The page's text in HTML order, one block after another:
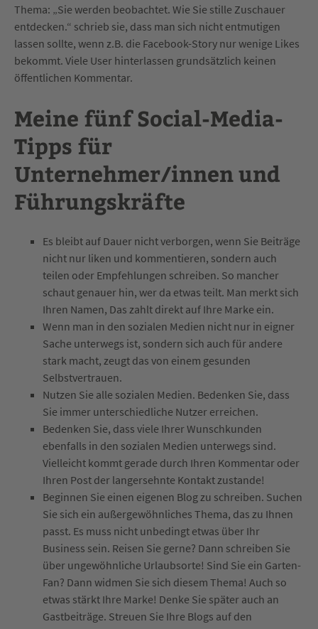
Thema: „Sie werden beobachtet. Wie Sie stille Zuschauer
entdecken.“ schrieb sie, dass man sich nicht entmutigen
lassen sollte, wenn z.B. die Facebook-Story nur wenige Likes
bekommt. Viele User hinterlassen grundsätzlich keinen
öffentlichen Kommentar.
Meine fünf Social-Media-
Tipps für
Unternehmer/innen und
Führungskräfte
Es bleibt auf Dauer nicht verborgen, wenn Sie Beiträge
nicht nur liken und kommentieren, sondern auch
teilen oder Empfehlungen schreiben. So mancher
schaut genauer hin, wer da etwas teilt. Man merkt sich
Ihren Namen, Das zahlt direkt auf Ihre Marke ein.
Wenn man in den sozialen Medien nicht nur in eigner
Sache unterwegs ist, sondern sich auch für andere
stark macht, zeugt das von einem gesunden
Selbstvertrauen.
Nutzen Sie alle sozialen Medien. Bedenken Sie, dass
Sie immer unterschiedliche Nutzer erreichen.
Bedenken Sie, dass viele Ihrer Wunschkunden
ebenfalls in den sozialen Medien unterwegs sind.
Vielleicht kommt gerade durch Ihren Kommentar oder
Ihren Post der langersehnte Kontakt zustande!
Beginnen Sie einen eigenen Blog zu schreiben. Suchen
Sie sich ein außergewöhnliches Thema, das zu Ihnen
passt. Es muss nicht unbedingt etwas über Ihr
Business sein. Reisen Sie gerne? Dann schreiben Sie
über ungewöhnliche Urlaubsorte! Sind Sie ein Garten-
Fan? Dann widmen Sie sich diesem Thema! Auch so
etwas stärkt Ihre Marke! Denke Sie später auch an
Gastbeiträge. Streuen Sie Ihre Blogs auf den